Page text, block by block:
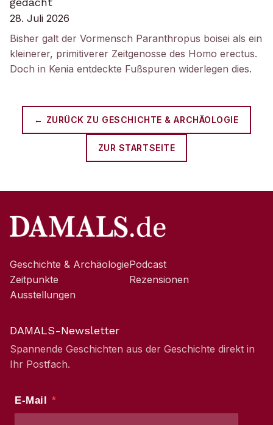
28. Juli 2026
Bisher galt der Vormensch Paranthropus boisei als ein
kleinerer, primitiverer Zeitgenosse des Homo erectus.
Doch in Kenia entdeckte Fußspuren widerlegen dies.
← ZURÜCK ZU GESCHICHTE & ARCHÄOLOGIE
ZUR STARTSEITE
Geschichte & Archäologie
Zeitpunkte
Ausstellungen
Podcast
Rezensionen
DAMALS-Newsletter
Spannende Geschichten aus der Geschichte direkt in
Ihr Postfach.